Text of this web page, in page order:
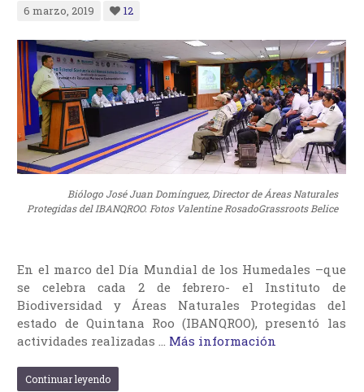
6 marzo, 2019
12
Biólogo José Juan Domínguez, Director de Áreas Naturales
Protegidas del IBANQROO. Fotos Valentine RosadoGrassroots Belice
En el marco del Día Mundial de los Humedales –que
se celebra cada 2 de febrero- el Instituto de
Biodiversidad y Áreas Naturales Protegidas del
estado de Quintana Roo (IBANQROO), presentó las
actividades realizadas … Más información
Continuar leyendo